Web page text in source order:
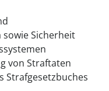
Sicherheit
von Straftaten
Strafgesetzbuches